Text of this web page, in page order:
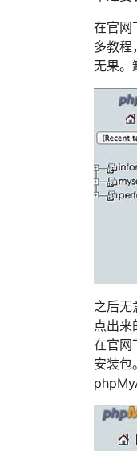
在官网
多教
无果。
之后无
点出
在官网
安装包